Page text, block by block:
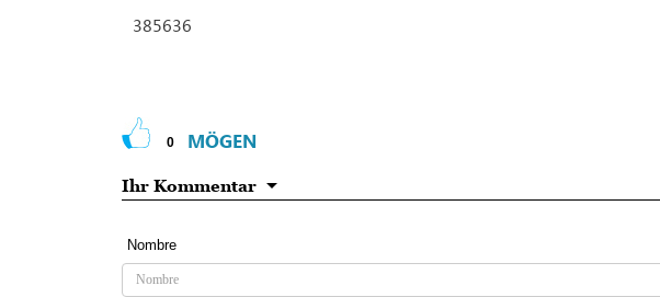
385636
0 MÖGEN
Ihr Kommentar
Nombre